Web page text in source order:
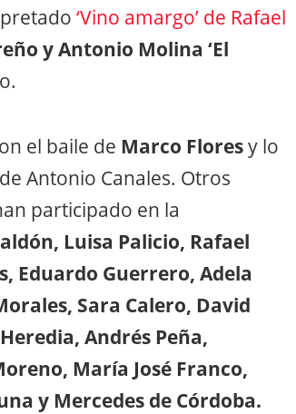
‘Vino amargo’ de Rafael
y Antonio Molina ‘El
el baile de Marco Floresy lo
Antonio Canales. Otros
participado en la
Luisa Palicio, Rafael
Eduardo Guerrero, Adela
Sara Calero, David
Andrés Peña,
María José Franco,
y Mercedes de Córdoba.